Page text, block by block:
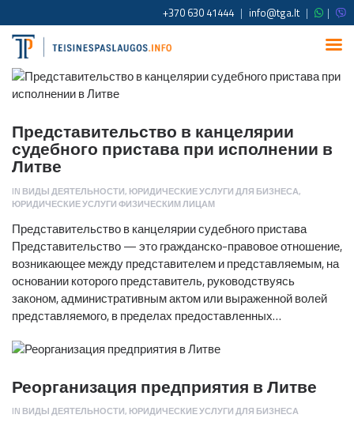
+370 630 41444 | info@tga.lt | |
Представительство в канцелярии
судебного пристава при исполнении в
Литве
IN ВИДЫ ДЕЯТЕЛЬНОСТИ, ЮРИДИЧЕСКИЕ УСЛУГИ ДЛЯ БИЗНЕСА,
ЮРИДИЧЕСКИЕ УСЛУГИ ФИЗИЧЕСКИМ ЛИЦАМ
Представительство в канцелярии судебного пристава
Представительство — это гражданско-правовое отношение,
возникающее между представителем и представляемым, на
основании которого представитель, руководствуясь
законом, административным актом или выраженной волей
представляемого, в пределах предоставленных…
Реорганизация предприятия в Литве
IN ВИДЫ ДЕЯТЕЛЬНОСТИ, ЮРИДИЧЕСКИЕ УСЛУГИ ДЛЯ БИЗНЕСА